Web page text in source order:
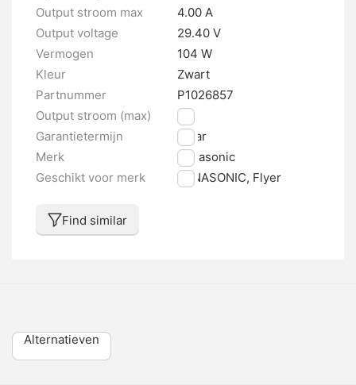
Output stroom max
4.00 A
Output voltage
29.40 V
Vermogen
104 W
Kleur
Zwart
Partnummer
P1026857
Output stroom (max)
4 A
Garantietermijn
1 jaar
Merk
Panasonic
Geschikt voor merk
PANASONIC, Flyer
Find similar
Alternatieven